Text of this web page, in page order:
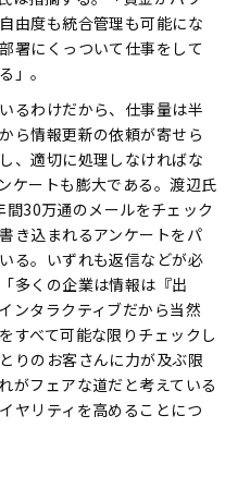
由度も統合管理も可能にな
署にくっついて仕事をして
」。
るわけだから、仕事量は半
ら情報更新の依頼が寄せら
、適切に処理しなければな
ケートも膨大である。渡辺氏
30万通のメールをチェック
き込まれるアンケートをパ
る。いずれも返信などが必
多くの企業は情報は『出
ンタラクティブだから当然
すべて可能な限りチェックし
りのお客さんに力が及ぶ限
がフェアな道だと考えている
ヤリティを高めることにつ